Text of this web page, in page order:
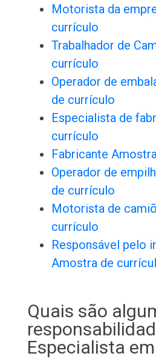
Motorista da
currículo
Trabalhador de
currículo
Operador de
de currículo
Especialista de
currículo
Fabricante
Operador de
de currículo
Motorista de
currículo
Responsável pelo
Amostra de
Quais são
Especialista